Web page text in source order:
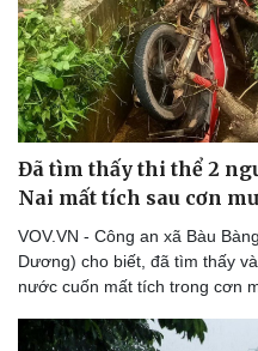
Đã tìm thấy thi thể 2
Nai mất tích sau cơn
VOV.VN - Công an xã Bàu
Dương) cho biết, đã tìm thấy
nước cuốn mất tích trong cơn